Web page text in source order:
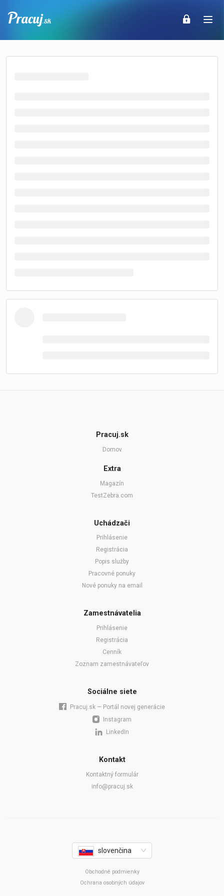
Pracuj.sk
Domov
Extra
Magazín
TestZebra.com
Uchádzači
Prihlásenie
Registrácia
Popis služby
Pracovné ponuky
Nové ponuky na email
Zamestnávatelia
Prihlásenie
Registrácia
Cenník
Zoznam zamestnávateľov
Sociálne siete
Pracuj.sk — Portál novej generácie
Instagram
LinkedIn
Kontakt
Kontaktný formulár
info@pracuj.sk
slovenčina
Obchodné podmienky
Ochrana osobných údajov